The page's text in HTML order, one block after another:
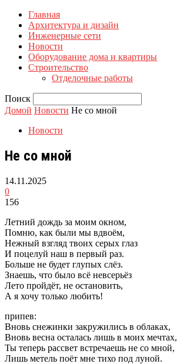
Главная
Архитектура и дизайн
Инженерные сети
Новости
Оборудование дома и квартиры
Строительство
Отделочные работы
Поиск
Домой Новости Не со мной
Новости
Не со мной
14.11.2025
0
156
Летний дождь за моим окном,
Помню, как были мы вдвоём,
Нежный взгляд твоих серых глаз
И поцелуй наш в первый раз.
Больше не будет глупых слёз.
Знаешь, что было всё невсерьёз
Лето пройдёт, не остановить,
А я хочу только любить!
припев:
Вновь снежинки закружились в облаках,
Вновь весна осталась лишь в моих мечтах,
Ты теперь рассвет встречаешь не со мной,
Лишь метель поёт мне тихо под луной.